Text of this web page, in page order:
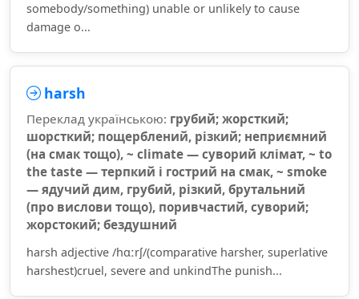
somebody/something) unable or unlikely to cause
damage o...
harsh
Переклад українською: грубий; жорсткий;
шорсткий; пощерблений, різкий; неприємний
(на смак тощо), ~ climate — суворий клімат, ~ to
the taste — терпкий і гострий на смак, ~ smoke
— ядучий дим, грубий, різкий, брутальний
(про вислови тощо), поривчастий, суворий;
жорстокий; бездушний
harsh adjective /hɑːrʃ/(comparative harsher, superlative
harshest)cruel, severe and unkindThe punish...